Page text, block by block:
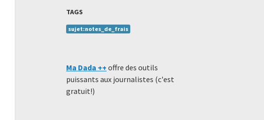
TAGS
sujet:notes_de_frais
Ma Dada ++ offre des outils
puissants aux journalistes (c'est
gratuit!)